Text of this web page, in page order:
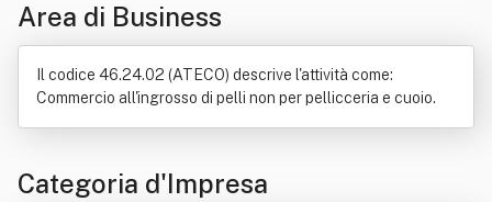
Macchina
Yen
Compravendita
Prodotto (economia)
Produzione Suolo
Area di Business
Il codice 46.24.02 (ATECO) descrive l'attività come:
Commercio all'ingrosso di pelli non per pellicceria e cuoio.
Categoria d'Impresa